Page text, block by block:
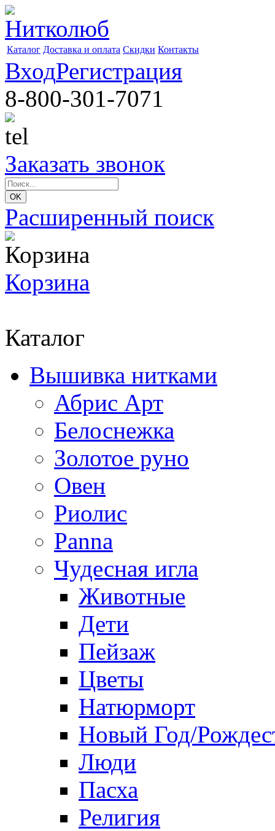
Каталог Доставка и оплата Скидки Контакты
ВходРегистрация
8-800-301-7071
Заказать звонок
Расширенный поиск
Корзина
Каталог
Вышивка нитками
Абрис Арт
Белоснежка
Золотое руно
Овен
Риолис
Panna
Чудесная игла
Животные
Дети
Пейзаж
Цветы
Натюрморт
Новый Год/
Люди
Пасха
Религия